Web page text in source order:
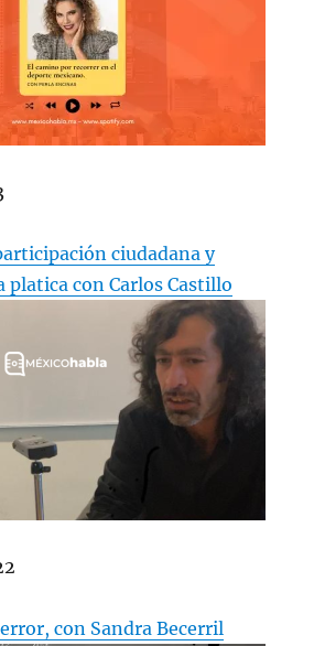
ciudadana y
platica con Carlos Castillo
con Sandra Becerril